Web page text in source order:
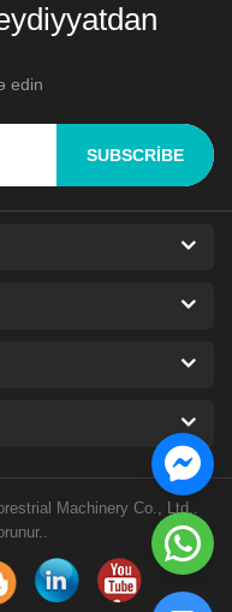
edin
SUBSCRIBE
Machinery Co., Ltd..